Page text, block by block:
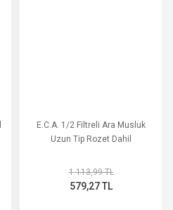
E.C.A. 1/2 Filtreli Ara Musluk
Uzun Tip Rozet Dahil
1.113,99 TL
579,27 TL